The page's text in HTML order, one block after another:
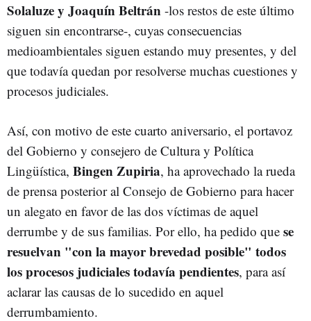
Solaluze y Joaquín Beltrán -los restos de este último
siguen sin encontrarse-, cuyas consecuencias
medioambientales siguen estando muy presentes, y del
que todavía quedan por resolverse muchas cuestiones y
procesos judiciales.
Así, con motivo de este cuarto aniversario, el portavoz
del Gobierno y consejero de Cultura y Política
Lingüística, Bingen Zupiria, ha aprovechado la rueda
de prensa posterior al Consejo de Gobierno para hacer
un alegato en favor de las dos víctimas de aquel
derrumbe y de sus familias. Por ello, ha pedido que se
resuelvan "con la mayor brevedad posible" todos
los procesos judiciales todavía pendientes, para así
aclarar las causas de lo sucedido en aquel
derrumbamiento.